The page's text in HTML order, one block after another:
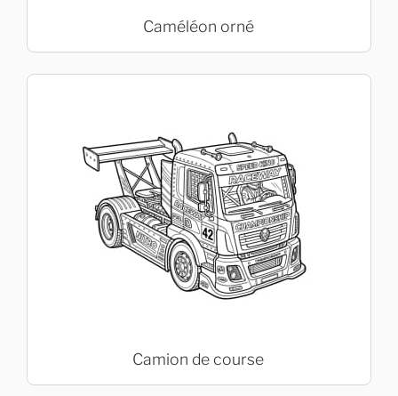
Caméléon orné
Camion de course